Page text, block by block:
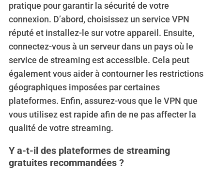
pratique pour garantir la sécurité de votre
connexion. D’abord, choisissez un service VPN
réputé et installez-le sur votre appareil. Ensuite,
connectez-vous à un serveur dans un pays où le
service de streaming est accessible. Cela peut
également vous aider à contourner les restrictions
géographiques imposées par certaines
plateformes. Enfin, assurez-vous que le VPN que
vous utilisez est rapide afin de ne pas affecter la
qualité de votre streaming.
Y a-t-il des plateformes de streaming
gratuites recommandées ?